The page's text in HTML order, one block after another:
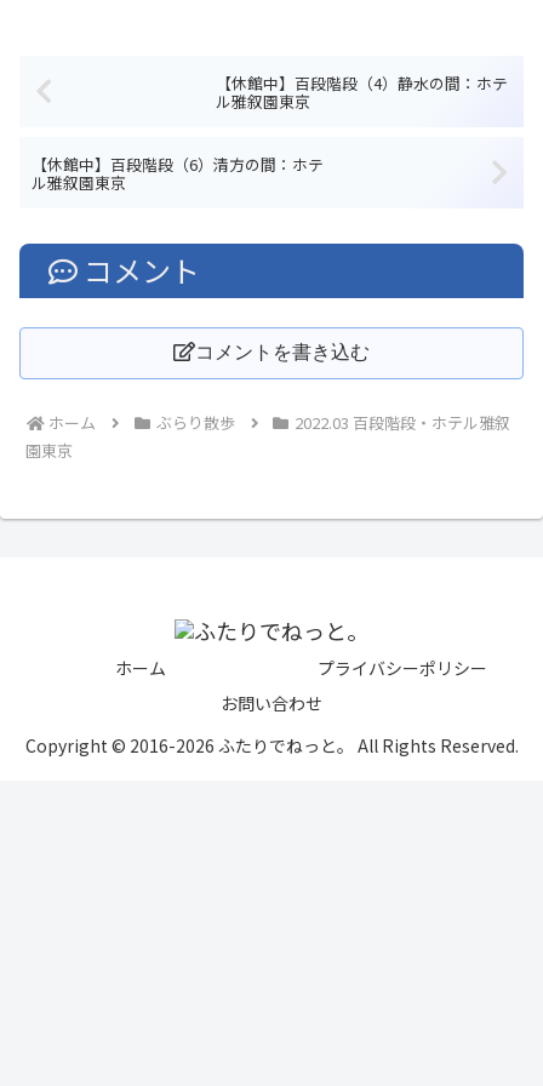
【休館中】百段階段（4）静水の間：ホテ
ル雅叙園東京
【休館中】百段階段（6）清方の間：ホテ
ル雅叙園東京
コメント
コメントを書き込む
ホーム ぶらり散歩
2022.03 百段階段・ホテル雅叙
園東京
ホーム
プライバシーポリシー
お問い合わせ
Copyright © 2016-2026 ふたりでねっと。 All Rights Reserved.